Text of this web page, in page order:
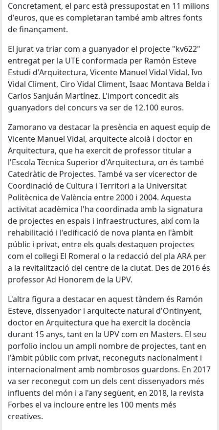
Concretament, el parc està pressupostat en 11 milions
d'euros, que es completaran també amb altres fonts
de finançament.
El jurat va triar com a guanyador el projecte "kv622"
entregat per la UTE conformada per Ramón Esteve
Estudi d'Arquitectura, Vicente Manuel Vidal Vidal, Ivo
Vidal Climent, Ciro Vidal Climent, Isaac Montava Belda i
Carlos Sanjuán Martínez. L'import concedit als
guanyadors del concurs va ser de 12.100 euros.
Zamorano va destacar la presència en aquest equip de
Vicente Manuel Vidal, arquitecte alcoià i doctor en
Arquitectura, que ha exercit de professor titular a
l'Escola Tècnica Superior d'Arquitectura, on és també
Catedràtic de Projectes. També va ser vicerector de
Coordinació de Cultura i Territori a la Universitat
Politècnica de València entre 2000 i 2004. Aquesta
activitat acadèmica l'ha coordinada amb la signatura
de projectes en espais i infraestructures, així com la
rehabilitació i l'edificació de nova planta en l'àmbit
públic i privat, entre els quals destaquen projectes
com el col·legi El Romeral o la redacció del pla ARA per
a la revitalització del centre de la ciutat. Des de 2016 és
professor Ad Honorem de la UPV.
L'altra figura a destacar en aquest tàndem és Ramón
Esteve, dissenyador i arquitecte natural d'Ontinyent,
doctor en Arquitectura que ha exercit la docència
durant 15 anys, tant en la UPV com en Masters. El seu
porfolio inclou un ampli nombre de projectes, tant en
l'àmbit públic com privat, reconeguts nacionalment i
internacionalment amb nombrosos guardons. En 2017
va ser reconegut com un dels cent dissenyadors més
influents del món i a l'any següent, en 2018, la revista
Forbes el va incloure entre les 100 ments més
creatives.